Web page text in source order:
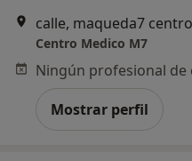
calle, maqueda7
Centro Medico M7
Mostrar perfil